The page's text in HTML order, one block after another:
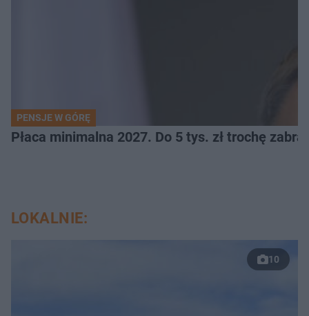
PENSJE W GÓRĘ
Płaca minimalna 2027. Do 5 tys. zł trochę
LOKALNIE:
10